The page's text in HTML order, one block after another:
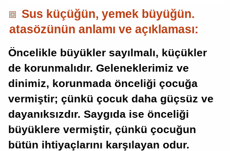
Sus küçüğün, yemek büyüğün.
atasözünün anlamı ve açıklaması:
Öncelikle büyükler sayılmalı, küçükler
de korunmalıdır. Geleneklerimiz ve
dinimiz, korunmada önceliği çocuğa
vermiştir; çünkü çocuk daha güçsüz ve
dayanıksızdır. Saygıda ise önceliği
büyüklere vermiştir, çünkü çocuğun
bütün ihtiyaçlarını karşılayan odur.